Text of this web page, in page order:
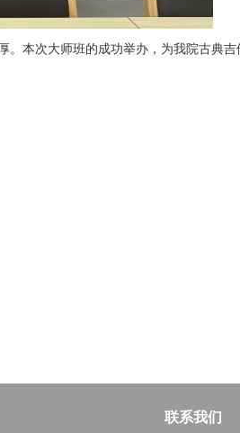
本次大师班的成功举办，为我院古典吉
联系我们